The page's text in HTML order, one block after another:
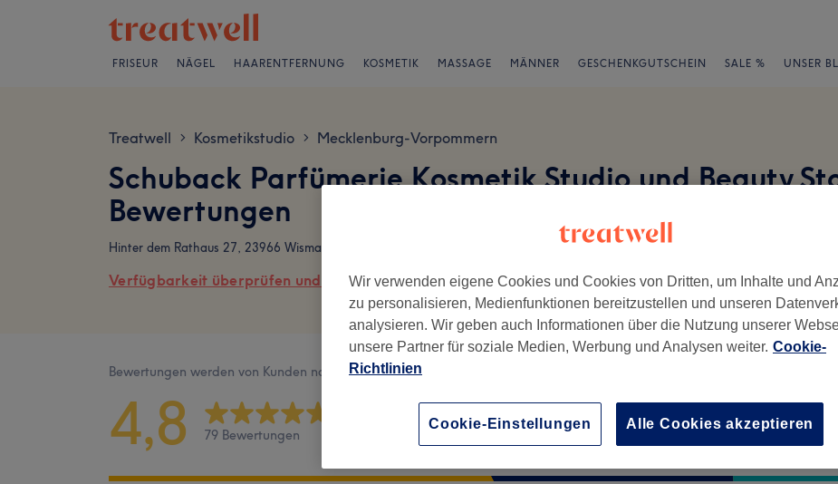
FRISEUR NÄGEL HAARENTFERNUNG KOSMETIK MASSAGE MÄNNER GESCHENKGUTSCHEIN SALE % UNSER
Treatwell > Kosmetikstudio > Mecklenburg-Vorpommern
Schuback Parfümerie Kosmetik Studio und Beauty
Bewertungen
Hinter dem Rathaus 27, 23966 Wismar
Verfügbarkeit überprüfen und online buchen
Bewertungen werden von Kunden nach ihrem Besuch geschrieben.
4,8 79 Bewertungen
Ambiente
Sauberkeit
Service
Wir verwenden eigene Cookies und Cookies von Dritten, um Inhalte und
zu personalisieren, Medienfunktionen bereitzustellen und unseren
analysieren. Wir geben auch Informationen über die Nutzung unserer
unsere Partner für soziale Medien, Werbung und Analysen weiter. Cookie-
Richtlinien
Cookie-Einstellungen Alle Cookies akzeptieren